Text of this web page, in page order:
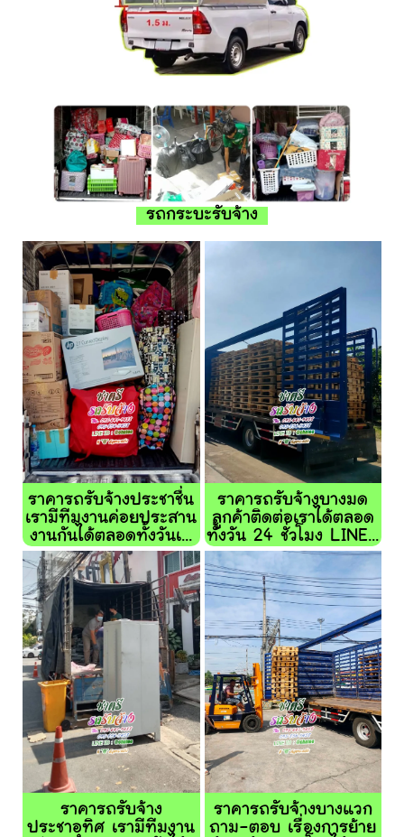
รถกระบะรับจ้าง
ราคารถรับจ้างประชาชื่น
เรามีทีมงานค่อยประสาน
งานกันได้ตลอดทั้งวันเ...
ราคารถรับจ้างบางมด
ลูกค้าติดต่อเราได้ตลอด
ทั้งวัน 24 ชั่วโมง LINE...
ราคารถรับจ้าง
ประชาอุทิศ เรามีทีมงาน
ราคารถรับจ้างบางแวก
ถาม-ตอบ เรื่องการย้าย